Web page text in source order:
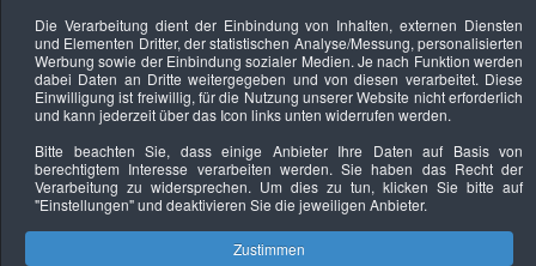
15. Mai
Keine Events an diesem Datum
Freitag
16. Mai
Keine Events an diesem Datum
Samstag
Sonntag
18. Mai
Keine Events an diesem Datum
Die Verarbeitung dient der Einbindung von Inhalten, externen Diensten
und Elementen Dritter, der statistischen Analyse/Messung, personalisierten
Werbung sowie der Einbindung sozialer Medien. Je nach Funktion werden
dabei Daten an Dritte weitergegeben und von diesen verarbeitet. Diese
Einwilligung ist freiwillig, für die Nutzung unserer Website nicht erforderlich
und kann jederzeit über das Icon links unten widerrufen werden.
Bitte beachten Sie, dass einige Anbieter Ihre Daten auf Basis von
berechtigtem Interesse verarbeiten werden. Sie haben das Recht der
Verarbeitung zu widersprechen. Um dies zu tun, klicken Sie bitte auf
"Einstellungen"und deaktivieren Sie die jeweiligen Anbieter.
Zustimmen